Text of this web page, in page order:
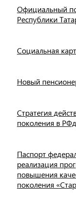
Официальный
Республики
Социальная
Новый
Стратегия
поколения в
Паспорт
реализация
повышения
поколения